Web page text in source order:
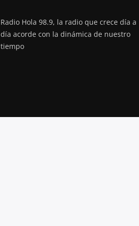
Radio Hola 98.9, la radio que crece día a
día acorde con la dinámica de nuestro
tiempo